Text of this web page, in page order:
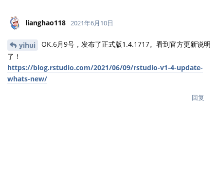
lianghao118 2021年6月10日
yihui
OK.6月9号，发布了正式版1.4.1717。看到官方更新说明
了！
https://blog.rstudio.com/2021/06/09/rstudio-v1-4-update-
whats-new/
回复